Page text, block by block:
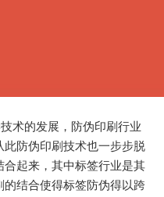
术的发展，防伪印刷行业
防伪印刷技术也一步步脱
起来，其中标签行业是其
结合使得标签防伪得以跨